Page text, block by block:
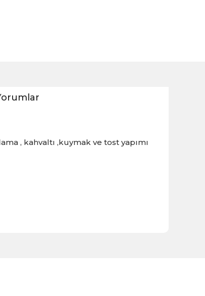
, kahvaltı ,kuymak ve tost yapımı